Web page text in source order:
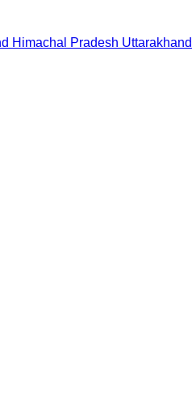
Himachal Pradesh Uttarakhand